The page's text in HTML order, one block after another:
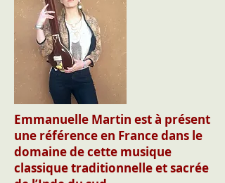
Emmanuelle Martin est à présent
une référence en France dans le
domaine de cette musique
classique traditionnelle et sacrée